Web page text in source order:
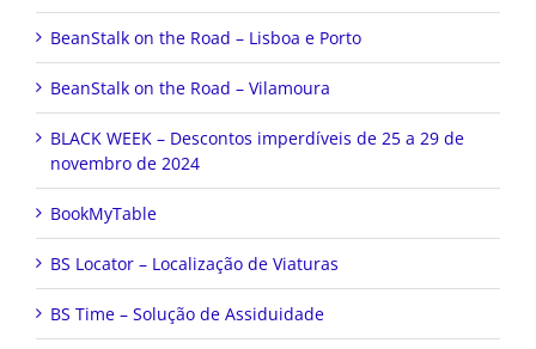
BeanStalk on the Road – Lisboa e Porto
BeanStalk on the Road – Vilamoura
BLACK WEEK – Descontos imperdíveis de 25 a 29 de
novembro de 2024
BookMyTable
BS Locator – Localização de Viaturas
BS Time – Solução de Assiduidade